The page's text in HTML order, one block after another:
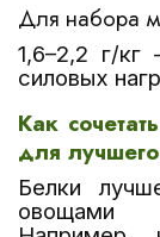
Для набора
1,6–2,2 г/
силовых
Как
для
Белки
овощами